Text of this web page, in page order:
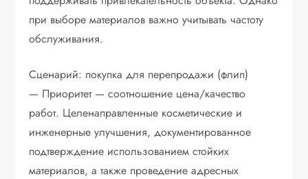
при выборе материалов важно учитывать частоту
обслуживания.
Сценарий: покупка для перепродажи (флип)
— Приоритет — соотношение цена/качество
работ. Целенаправленные косметические и
инженерные улучшения, документированное
подтверждение использованием стойких
материалов, а также проведение адресных